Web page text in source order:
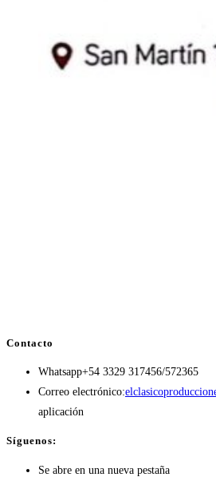
Contacto
Whatsapp+54 3329 317456/572365
Correo electrónico:
aplicación
Síguenos:
Se abre en una nueva pestaña